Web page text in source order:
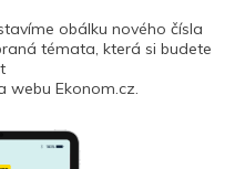
obálku nového čísla
témata, která si budete
webu Ekonom.cz.